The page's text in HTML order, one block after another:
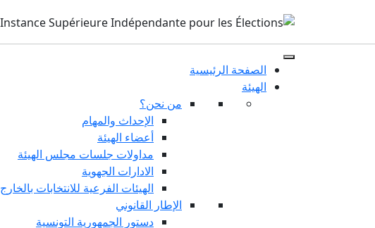
الصفحة الرئيسية
الهيئة
من نحن؟
الإحداث والمهام
أعضاء الهيئة
مداولات جلسات مجلس الهيئة
الادارات الجهوية
الهيئات الفرعية للانتخابات بالخارج
الإطار القانوني
دستور الجمهورية التونسية